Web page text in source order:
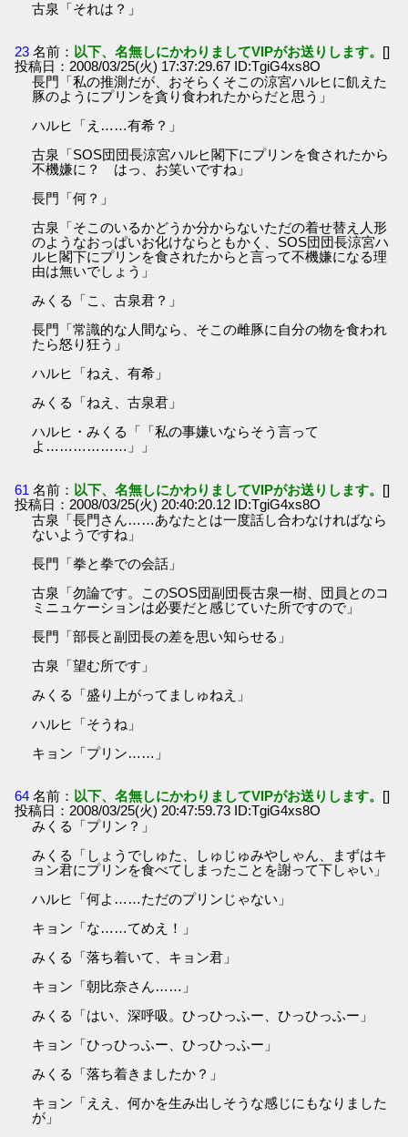
古泉「それは？」
23 名前： 以下、名無しにかわりましてVIPがお送りします。 []
投稿日：2008/03/25(火) 17:37:29.67 ID:TgiG4xs8O
長門「私の推測だが、おそらくそこの涼宮ハルヒに飢えた
豚のようにプリンを貪り食われたからだと思う」
ハルヒ「え……有希？」
古泉「SOS団団長涼宮ハルヒ閣下にプリンを食されたから
不機嫌に？ はっ、お笑いですね」
長門「何？」
古泉「そこのいるかどうか分からないただの着せ替え人形
のようなおっぱいお化けならともかく、SOS団団長涼宮ハ
ルヒ閣下にプリンを食されたからと言って不機嫌になる理
由は無いでしょう」
みくる「こ、古泉君？」
長門「常識的な人間なら、そこの雌豚に自分の物を食われ
たら怒り狂う」
ハルヒ「ねえ、有希」
みくる「ねえ、古泉君」
ハルヒ・みくる「「私の事嫌いならそう言って
よ………………」」
61 名前： 以下、名無しにかわりましてVIPがお送りします。 []
投稿日：2008/03/25(火) 20:40:20.12 ID:TgiG4xs8O
古泉「長門さん……あなたとは一度話し合わなければなら
ないようですね」
長門「拳と拳での会話」
古泉「勿論です。このSOS団副団長古泉一樹、団員とのコ
ミニュケーションは必要だと感じていた所ですので」
長門「部長と副団長の差を思い知らせる」
古泉「望む所です」
みくる「盛り上がってましゅねえ」
ハルヒ「そうね」
キョン「プリン……」
64 名前： 以下、名無しにかわりましてVIPがお送りします。 []
投稿日：2008/03/25(火) 20:47:59.73 ID:TgiG4xs8O
みくる「プリン？」
みくる「しょうでしゅた、しゅじゅみやしゃん、まずはキ
ョン君にプリンを食べてしまったことを謝って下しゃい」
ハルヒ「何よ……ただのプリンじゃない」
キョン「な……てめえ！」
みくる「落ち着いて、キョン君」
キョン「朝比奈さん……」
みくる「はい、深呼吸。ひっひっふー、ひっひっふー」
キョン「ひっひっふー、ひっひっふー」
みくる「落ち着きましたか？」
キョン「ええ、何かを生み出しそうな感じにもなりました
が」